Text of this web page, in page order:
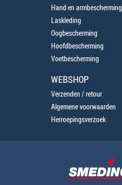
Hand en armbescherming
Laskleding
Oogbescherming
Hoofdbescherming
Voetbescherming
WEBSHOP
Verzenden / retour
Algemene voorwaarden
Herroepingsverzoek